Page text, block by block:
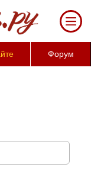
тяжесть
причины
Форум